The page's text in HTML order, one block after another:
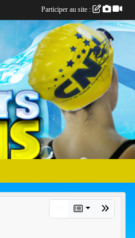
Participer au site :